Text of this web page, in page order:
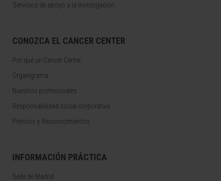
Servicios de apoyo a la investigación
CONOZCA EL CANCER CENTER
Por qué un Cancer Center
Organigrama
Nuestros profesionales
Responsabilidad social corporativa
Premios y Reconocimientos
INFORMACIÓN PRÁCTICA
Sede de Madrid